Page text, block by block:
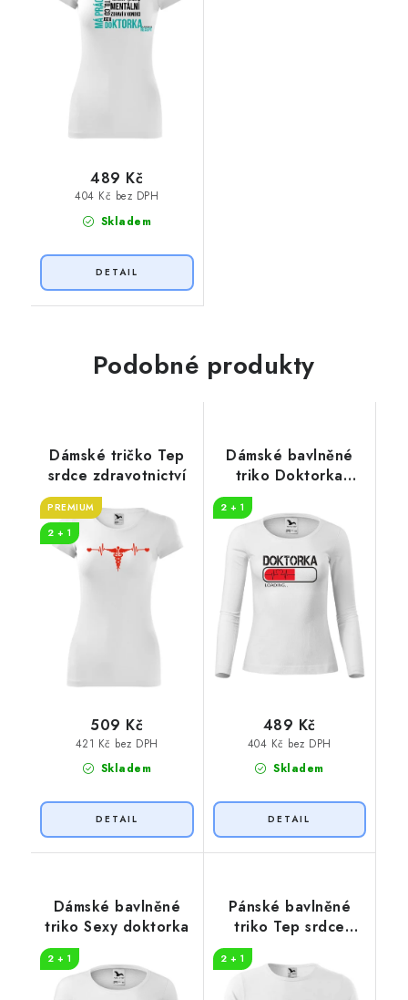
Skladem
404 Kč bez DPH
489 Kč
Podobné produkty
Dámské tričko Tep
srdce zdravotnictví
PREMIUM
2 + 1
Skladem
421 Kč bez DPH
509 Kč
Dámské bavlněné
triko Doktorka
2 + 1
Skladem
404 Kč bez DPH
489 Kč
Dámské bavlněné
triko Sexy doktorka
2 + 1
Pánské bavlněné
triko Tep srdce
zdravotnictví
2 + 1